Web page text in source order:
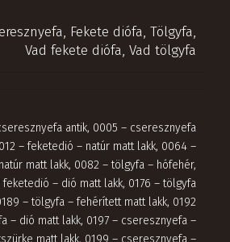
, Fekete diófa, Tölgyfa,
Vad fekete diófa, Vad tölgyfa
antik, 0005 – cseresznyefa
– feketedió – natúr matt lakk, 0064 –
matt lakk, 0082 – tölgyfa – hófehér,
feketedió – dió matt lakk, 0176 – tölgyfa
– tölgyfa – fehérített matt lakk, 0192
– dió matt lakk, 0197 – cseresznyefa –